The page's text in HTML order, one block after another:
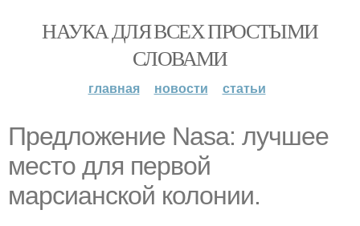
НАУКА ДЛЯ ВСЕХ ПРОСТЫМИ
СЛОВАМИ
главная новости статьи
Предложение Nasa: лучшее
место для первой
марсианской колонии.